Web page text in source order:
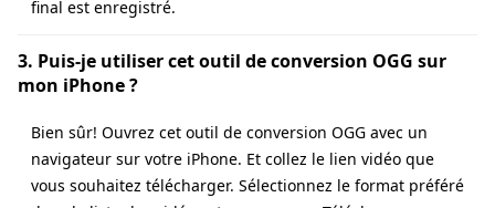
final est enregistré.
3. Puis-je utiliser cet outil de conversion OGG sur
mon iPhone ?
Bien sûr! Ouvrez cet outil de conversion OGG avec un
navigateur sur votre iPhone. Et collez le lien vidéo que
vous souhaitez télécharger. Sélectionnez le format préféré